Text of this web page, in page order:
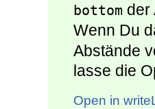
bottom der
Wenn Du
Abstände
lasse die
Open in